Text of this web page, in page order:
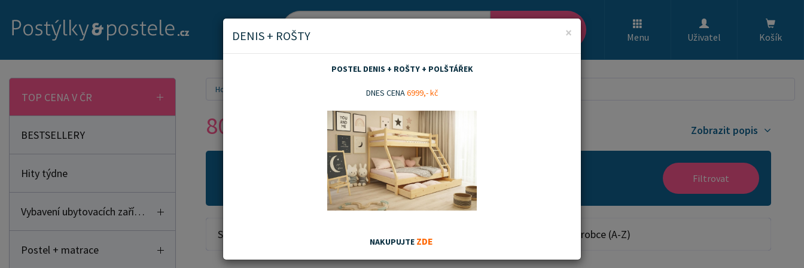
Menu Uživatel Košík
TOP CENA V ČR
BESTSELLERY
Hity týdne
Vybavení ubytovacích zařízení
Postel + matrace
Home 80x200 cm
80x200 cm Zobrazit popis
Akční zboží Doporučujeme Filtrovat
Seřadit od: Dle výrobce (A-Z)
×
DENIS + ROŠTY
POSTEL DENIS + ROŠTY + POLŠTÁŘEK
DNES CENA6999,- kč
NAKUPUJTE ZDE